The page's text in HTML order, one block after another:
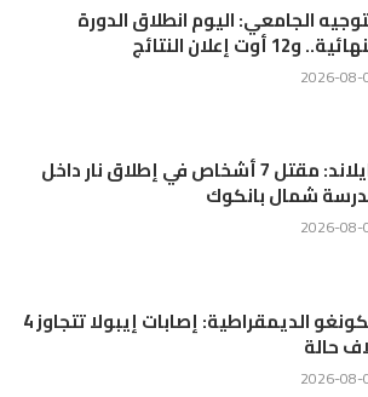
الجامعي: اليوم انطلاق الدورة
و12 أوت إعلان النتائج
2026-08-
تايلاند: مقتل 7 أشخاص في إطلاق نار داخل
شمال بانكوك
2026-08-
الكونغو الديمقراطية: إصابات إيبولا تتجاوز 4
حالة
2026-08-